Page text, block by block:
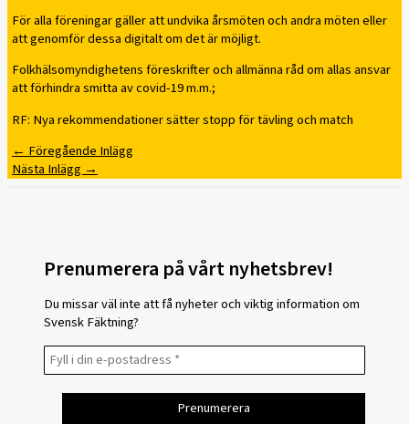
För alla föreningar gäller att undvika årsmöten och andra möten eller
att genomför dessa digitalt om det är möjligt.
Folkhälsomyndighetens föreskrifter och allmänna råd om allas ansvar
att förhindra smitta av covid-19 m.m.;
RF: Nya rekommendationer sätter stopp för tävling och match
←Föregående Inlägg
Nästa Inlägg→
Prenumerera på vårt nyhetsbrev!
Du missar väl inte att få nyheter och viktig information om
Svensk Fäktning?